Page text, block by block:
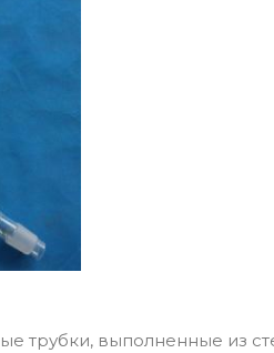
трубки, выполненные из